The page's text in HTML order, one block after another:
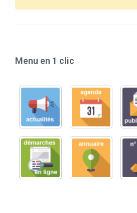
Menu en 1 clic